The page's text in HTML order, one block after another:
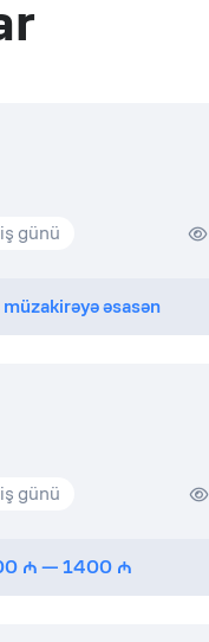
günü
müzakirəyə əsasən
günü
—1400